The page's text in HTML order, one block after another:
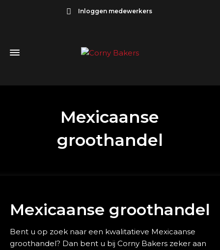
Inloggen medewerkers
Mexicaanse
groothandel
Mexicaanse groothandel
Bent u op zoek naar een kwalitatieve Mexicaanse
groothandel? Dan bent u bij Corny Bakers zeker aan